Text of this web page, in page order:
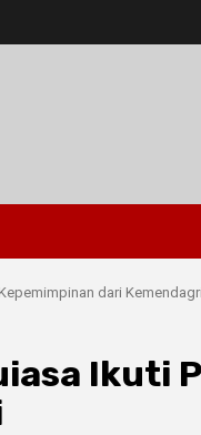
dari Kemendagri
Ikuti